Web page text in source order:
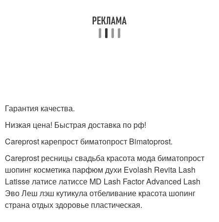
Гарантия качества.
Низкая цена! Быстрая доставка по рф!
Careprost карепрост биматопрост Bimatoprost.
Careprost ресницы свадьба красота мода биматопрост
шопинг косметика парфюм духи Evolash Revita Lash
Latisse латисе латиссе MD Lash Factor Advanced Lash
Эво Леш лэш кутикула отбеливание красота шопинг
страна отдых здоровье пластическая.